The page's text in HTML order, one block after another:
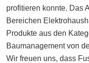
profitieren konnte. Das
Bereichen
Produkte aus den
Baumanagement von
Wir freuen uns, dass